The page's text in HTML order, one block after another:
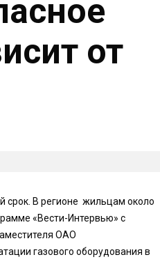
от
срок. В регионе жильцам около
«Вести-Интервью» с
ОАО
газового оборудования в